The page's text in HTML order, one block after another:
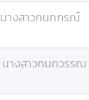
นางสาวกนกภรณ์
นางสาวกนกวรรณ